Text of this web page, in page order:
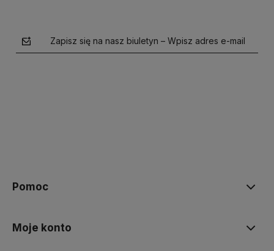
Zapisz się na nasz biuletyn – Wpisz adres e-mail
Pomoc
Moje konto